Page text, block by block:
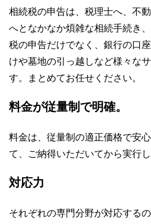
相続税の申告は、税理士へ、不
へとなかなか煩雑な相続手続き
税の申告だけでなく、銀行の口
けや墓地の引っ越しなど様々な
す。まとめてお任せください。
料金が従量制で明確。
料金は、従量制の適正価格で安
て、ご納得いただいてから実行し
対応力
それぞれの専門分野が対応する